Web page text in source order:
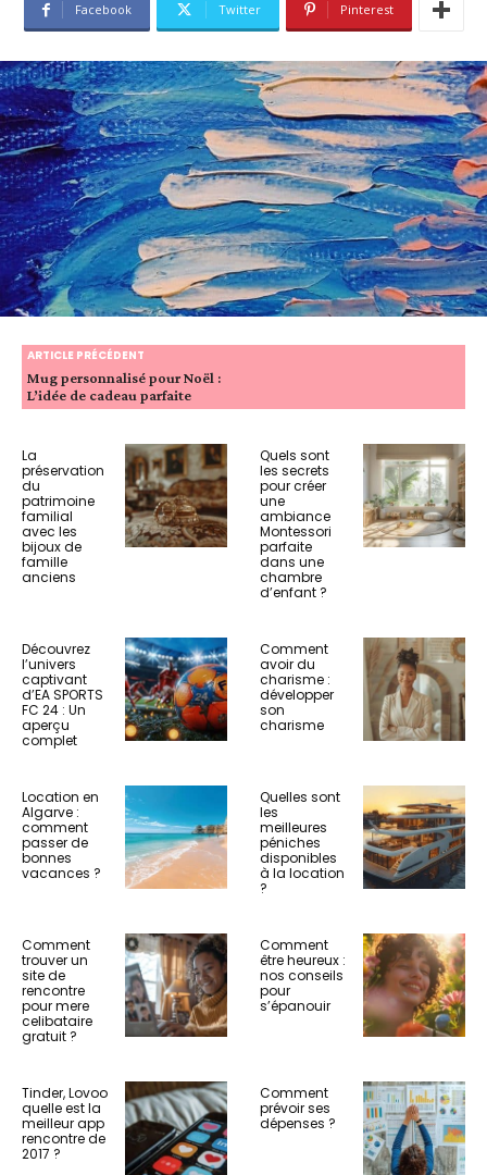
Facebook Twitter Pinterest
ARTICLE PRÉCÉDENT
Mug personnalisé pour Noël :
L’idée de cadeau parfaite
La
préservation
du
patrimoine
familial
avec les
bijoux de
famille
anciens
Quels sont
les secrets
pour créer
une
ambiance
Montessori
parfaite
dans une
chambre
d’enfant ?
Découvrez
l’univers
captivant
d’EA SPORTS
FC 24 : Un
aperçu
complet
Comment
avoir du
charisme :
développer
son
charisme
Location en
Algarve :
comment
passer de
bonnes
vacances ?
Quelles sont
les
meilleures
péniches
disponibles
à la location
?
Comment
trouver un
site de
rencontre
pour mere
celibataire
gratuit ?
Comment
être heureux :
nos conseils
pour
s’épanouir
Tinder, Lovoo
quelle est la
meilleur app
rencontre de
2017 ?
Comment
prévoir ses
dépenses ?